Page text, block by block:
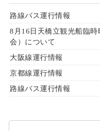
路線バス運行情報
8月16日天橋立観光船臨
会）について
大阪線運行情報
京都線運行情報
路線バス運行情報